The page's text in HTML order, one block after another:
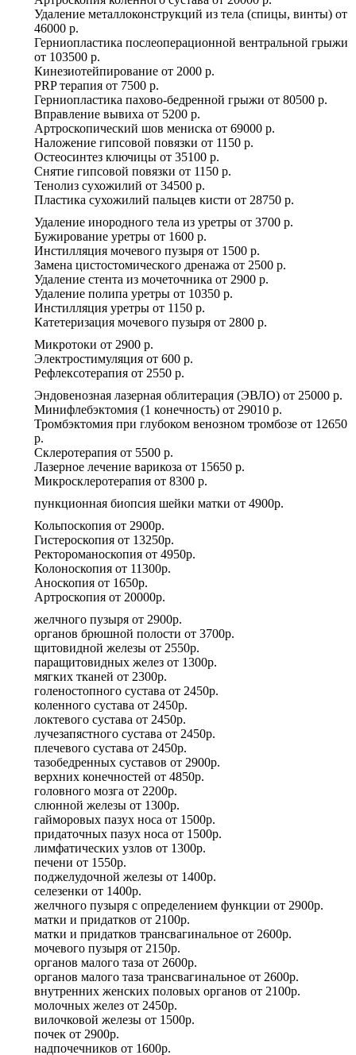
Удаление металлоконструкций из тела (спицы, винты) от
46000 р.
Герниопластика послеоперационной вентральной грыжи
от 103500 р.
Кинезиотейпирование от 2000 р.
PRP терапия от 7500 р.
Герниопластика пахово-бедренной грыжи от 80500 р.
Вправление вывиха от 5200 р.
Артроскопический шов мениска от 69000 р.
Наложение гипсовой повязки от 1150 р.
Остеосинтез ключицы от 35100 р.
Снятие гипсовой повязки от 1150 р.
Тенолиз сухожилий от 34500 р.
Пластика сухожилий пальцев кисти от 28750 р.
Удаление инородного тела из уретры от 3700 р.
Бужирование уретры от 1600 р.
Инстилляция мочевого пузыря от 1500 р.
Замена цистостомического дренажа от 2500 р.
Удаление стента из мочеточника от 2900 р.
Удаление полипа уретры от 10350 р.
Инстилляция уретры от 1150 р.
Катетеризация мочевого пузыря от 2800 р.
Микротоки от 2900 р.
Электростимуляция от 600 р.
Рефлексотерапия от 2550 р.
Эндовенозная лазерная облитерация (ЭВЛО) от 25000 р.
Минифлебэктомия (1 конечность) от 29010 р.
Тромбэктомия при глубоком венозном тромбозе от 12650
р.
Склеротерапия от 5500 р.
Лазерное лечение варикоза от 15650 р.
Микросклеротерапия от 8300 р.
пункционная биопсия шейки матки от 4900р.
Кольпоскопия от 2900р.
Гистероскопия от 13250р.
Ректороманоскопия от 4950р.
Колоноскопия от 11300р.
Аноскопия от 1650р.
Артроскопия от 20000р.
желчного пузыря от 2900р.
органов брюшной полости от 3700р.
щитовидной железы от 2550р.
паращитовидных желез от 1300р.
мягких тканей от 2300р.
голеностопного сустава от 2450р.
коленного сустава от 2450р.
локтевого сустава от 2450р.
лучезапястного сустава от 2450р.
плечевого сустава от 2450р.
тазобедренных суставов от 2900р.
верхних конечностей от 4850р.
головного мозга от 2200р.
слюнной железы от 1300р.
гайморовых пазух носа от 1500р.
придаточных пазух носа от 1500р.
лимфатических узлов от 1300р.
печени от 1550р.
поджелудочной железы от 1400р.
селезенки от 1400р.
желчного пузыря с определением функции от 2900р.
матки и придатков от 2100р.
матки и придатков трансвагинальное от 2600р.
мочевого пузыря от 2150р.
органов малого таза от 2600р.
органов малого таза трансвагинальное от 2600р.
внутренних женских половых органов от 2100р.
молочных желез от 2450р.
вилочковой железы от 1500р.
почек от 2900р.
надпочечников от 1600р.